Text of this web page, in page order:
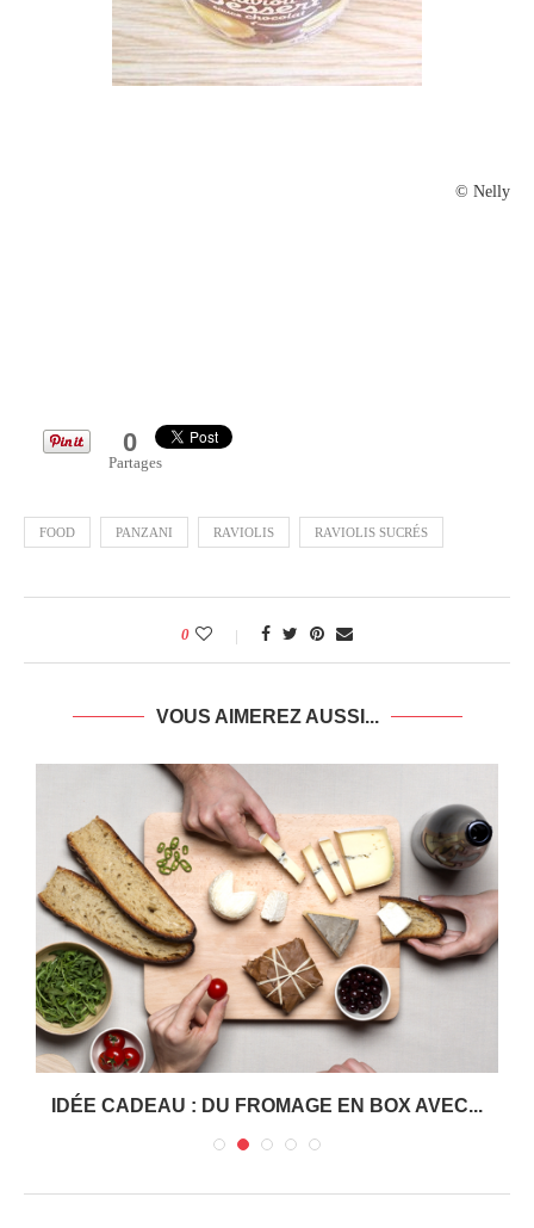
© Nelly
0
Partages
FOOD PANZANI RAVIOLIS RAVIOLIS SUCRÉS
0
VOUS AIMEREZ AUSSI...
IDÉE CADEAU : DU FROMAGE EN BOX AVEC...